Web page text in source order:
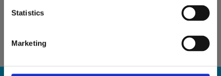
Statistics
Marketing
SE30;ThinkPad L13 Gen 2;L13 Yoga
Gen 2;P1 Gen 4;X1 Extreme Gen